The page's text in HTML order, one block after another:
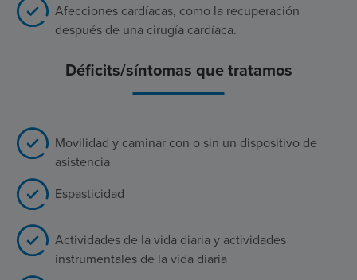
Afecciones cardíacas, como la recuperación
después de una cirugía cardíaca.
Déficits/síntomas que tratamos
Movilidad y caminar con o sin un dispositivo de
asistencia
Espasticidad
Actividades de la vida diaria y actividades
instrumentales de la vida diaria